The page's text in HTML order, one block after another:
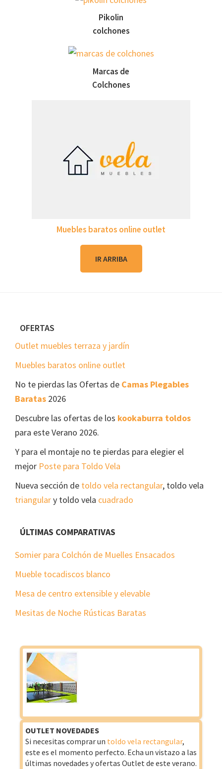
Pikolin
colchones
Marcas de
Colchones
Muebles baratos online outlet
IR ARRIBA
FooterOFERTAS
Outlet muebles terraza y jardín
Muebles baratos online outlet
No te pierdas las Ofertas de Camas Plegables
Baratas 2026
Descubre las ofertas de los kookaburra toldos
para este Verano 2026.
Y para el montaje no te pierdas para elegier el
mejor Poste para Toldo Vela
Nueva sección de toldo vela rectangular, toldo vela
triangulary toldo vela cuadrado
ÚLTIMAS COMPARATIVAS
Somier para Colchón de Muelles Ensacados
Mueble tocadiscos blanco
Mesa de centro extensible y elevable
Mesitas de Noche Rústicas Baratas
OUTLET NOVEDADES
Si necesitas comprar un toldo vela rectangular,
este es el momento perfecto. Echa un vistazo a las
últimas novedades y ofertas Outlet de este verano.